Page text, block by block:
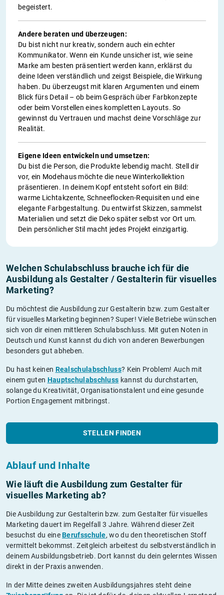
begeistert.
Andere beraten und überzeugen:
Du bist nicht nur kreativ, sondern auch ein echter
Kommunikator. Wenn ein Kunde unsicher ist, wie seine
Marke am besten präsentiert werden kann, erklärst du
deine Ideen verständlich und zeigst Beispiele, die Wirkung
haben. Du überzeugst mit klaren Argumenten und einem
Blick fürs Detail – ob beim Gespräch über Farbkonzepte
oder beim Vorstellen eines kompletten Layouts. So
gewinnst du Vertrauen und machst deine Vorschläge zur
Realität.
Eigene Ideen entwickeln und umsetzen:
Du bist die Person, die Produkte lebendig macht. Stell dir
vor, ein Modehaus möchte die neue Winterkollektion
präsentieren. In deinem Kopf entsteht sofort ein Bild:
warme Lichtakzente, Schneeflocken-Requisiten und eine
elegante Farbgestaltung. Du entwirfst Skizzen, sammelst
Materialien und setzt die Deko später selbst vor Ort um.
Dein persönlicher Stil macht jedes Projekt einzigartig.
Welchen Schulabschluss brauche ich für die
Ausbildung als Gestalter / Gestalterin für visuelles
Marketing?
Du möchtest die Ausbildung zur Gestalterin bzw. zum Gestalter
für visuelles Marketing beginnen? Super! Viele Betriebe wünschen
sich von dir einen mittleren Schulabschluss. Mit guten Noten in
Deutsch und Kunst kannst du dich von anderen Bewerbungen
besonders gut abheben.
Du hast keinen Realschulabschluss? Kein Problem! Auch mit
einem guten Hauptschulabschluss kannst du durchstarten,
solange du Kreativität, Organisationstalent und eine gesunde
Portion Engagement mitbringst.
STELLEN FINDEN
Ablauf und Inhalte
Wie läuft die Ausbildung zum Gestalter für
visuelles Marketing ab?
Die Ausbildung zur Gestalterin bzw. zum Gestalter für visuelles
Marketing dauert im Regelfall 3 Jahre. Während dieser Zeit
besuchst du eineBerufsschule, wo du den theoretischen Stoff
vermittelt bekommst. Zeitgleich arbeitest du selbstverständlich in
deinem Ausbildungsbetrieb. Dort kannst du dein gelerntes Wissen
direkt in der Praxis anwenden.
In der Mitte deines zweiten Ausbildungsjahres steht deine